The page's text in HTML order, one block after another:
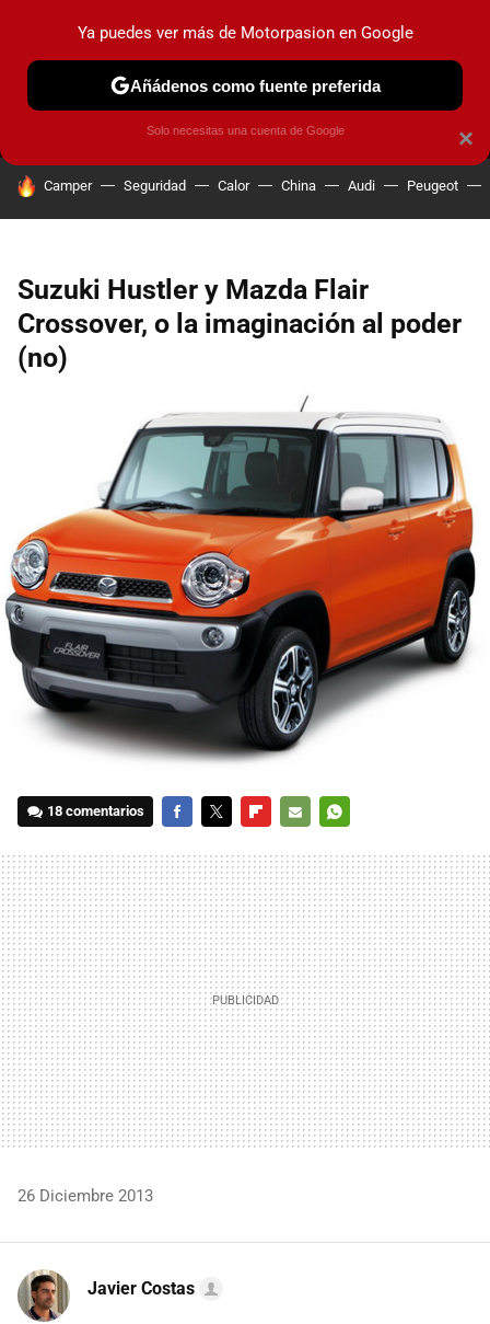
MENÚ NUEVO
COCHES ELÉCTRICOS OBSERVATORIO
HOY SE HABLA DE
Camper Seguridad Calor China Audi Peugeot
Suzuki Hustler y Mazda Flair
Crossover, o la imaginación al poder
(no)
18 comentarios
MAIL
26 Diciembre 2013
Javier Costas
×
Ya puedes ver más de Motorpasion en Google
Añádenos como fuente preferida
Solo necesitas una cuenta de Google